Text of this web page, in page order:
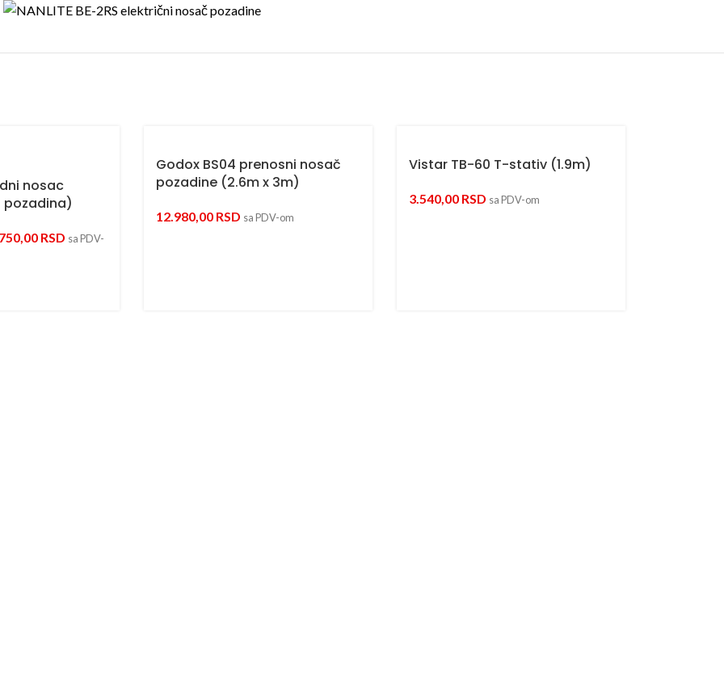
nosac
pozadina)
RSD sa PDV-
Godox BS04 prenosni nosač
pozadine (2.6m x 3m)
12.980,00 RSD sa PDV-om
Vistar TB-60 T-stativ (1.9m)
3.540,00 RSD sa PDV-om